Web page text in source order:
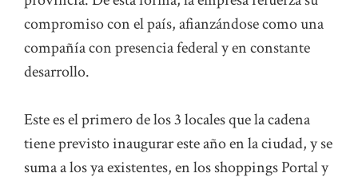
compromiso con el país, afianzándose como una
compañía con presencia federal y en constante
desarrollo.
Este es el primero de los 3 locales que la cadena
tiene previsto inaugurar este año en la ciudad, y se
suma a los ya existentes, en los shoppings Portal y